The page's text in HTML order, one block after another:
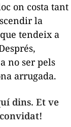
on costa tant
la
tendeix a
no ser pels
arrugada.
dins. Et ve